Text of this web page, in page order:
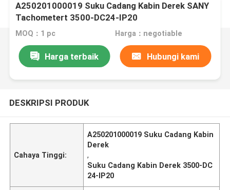
A250201000019 Suku Cadang Kabin Derek SANY
Tachometert 3500-DC24-IP20
MOQ：1 pc Harga：negotiable
Harga terbaik Hubungi kami
DESKRIPSI PRODUK
Cahaya Tinggi:
A250201000019 Suku Cadang Kabin
Derek
,
Suku Cadang Kabin Derek 3500-DC
24-IP20